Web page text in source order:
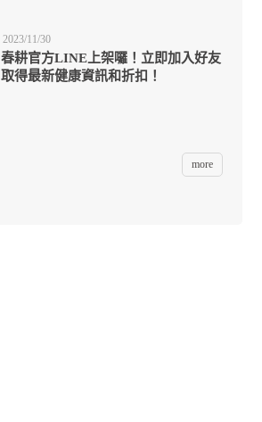
2023/11/30
春耕官方LINE上架囉！立即加入好友
取得最新健康資訊和折扣！
more